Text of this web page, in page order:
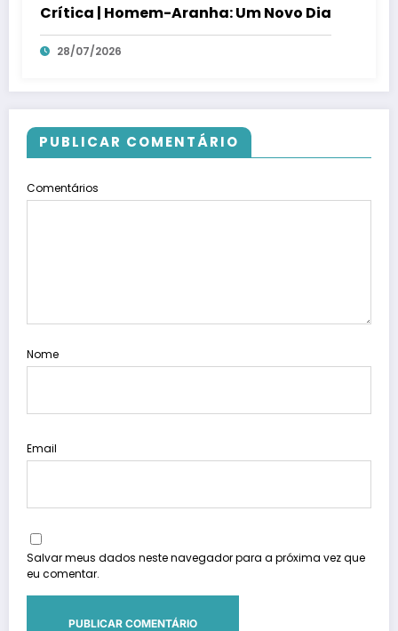
Crítica | Homem-Aranha: Um Novo Dia
28/07/2026
PUBLICAR COMENTÁRIO
Comentários
Nome
Email
Salvar meus dados neste navegador para a próxima vez que
eu comentar.